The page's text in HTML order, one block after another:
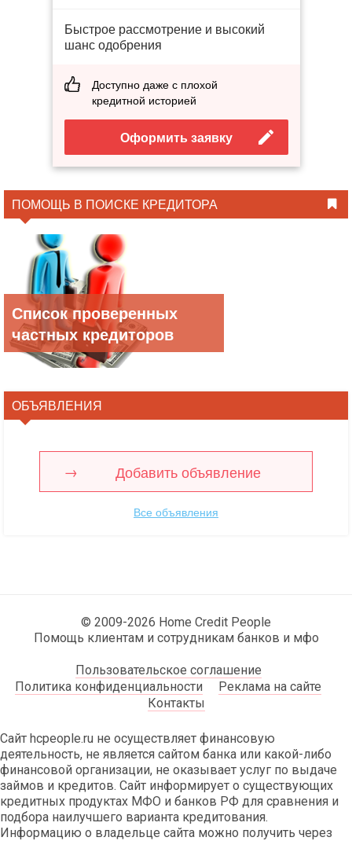
Быстрое рассмотрение и высокий
шанс одобрения
Доступно даже с плохой
кредитной историей
Оформить заявку
ПОМОЩЬ В ПОИСКЕ КРЕДИТОРА
Список проверенных
частных кредиторов
ОБЪЯВЛЕНИЯ
Добавить объявление
Все объявления
© 2009-2026 Home Credit People
Помощь клиентам и сотрудникам банков и мфо
Пользовательское соглашение
Политика конфиденциальности
Реклама на сайте
Контакты
Сайт hcpeople.ru не осуществляет финансовую
деятельность, не является сайтом банка или какой-либо
финансовой организации, не оказывает услуг по выдаче
займов и кредитов. Сайт информирует о существующих
кредитных продуктах МФО и банков РФ для сравнения и
подбора наилучшего варианта кредитования.
Информацию о владельце сайта можно получить через